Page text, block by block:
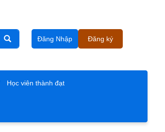
Đăng Nhập Đăng ký
Học viên thành đạt